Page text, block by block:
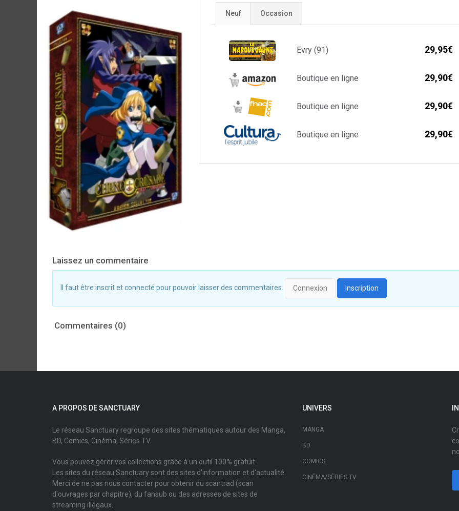
Neuf Occasion
Evry (91) 29,95€
Boutique en ligne 29,90€
Boutique en ligne 29,90€
Boutique en ligne 29,90€
Laissez un commentaire
Il faut être inscrit et connecté pour pouvoir laisser des commentaires. Connexion Inscription
Commentaires (0)
A PROPOS DE SANCTUARY
Le réseau Sanctuary regroupe des sites thématiques autour des Manga,
BD, Comics, Cinéma, Séries TV.
Vous pouvez gérer vos collections grâce à un outil 100% gratuit.
Les sites du réseau Sanctuary sont des sites d'information et d'actualité.
Merci de ne pas nous contacter pour obtenir du scantrad (scan
d'ouvrages par chapitre), du fansub ou des adresses de sites de
streaming illégaux.
UNIVERS
MANGA
BD
COMICS
CINÉMA/SÉRIES TV